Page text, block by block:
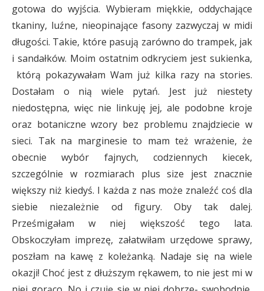
gotowa do wyjścia. Wybieram miękkie, oddychające
tkaniny, luźne, nieopinające fasony zazwyczaj w midi
długości. Takie, które pasują zarówno do trampek, jak
i sandałków. Moim ostatnim odkryciem jest sukienka,
którą pokazywałam Wam już kilka razy na stories.
Dostałam o nią wiele pytań. Jest już niestety
niedostępna, więc nie linkuję jej, ale podobne kroje
oraz botaniczne wzory bez problemu znajdziecie w
sieci. Tak na marginesie to mam też wrażenie, że
obecnie wybór fajnych, codziennych kiecek,
szczególnie w rozmiarach plus size jest znacznie
większy niż kiedyś. I każda z nas może znaleźć coś dla
siebie niezależnie od figury. Oby tak dalej.
Prześmigałam w niej większość tego lata.
Obskoczyłam imprezę, załatwiłam urzędowe sprawy,
poszłam na kawę z koleżanką. Nadaje się na wiele
okazji! Choć jest z dłuższym rękawem, to nie jest mi w